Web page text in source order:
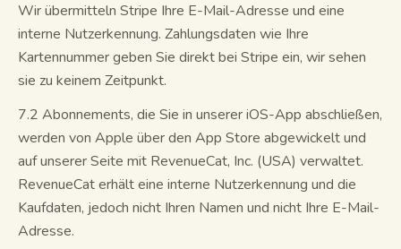
Wir übermitteln Stripe Ihre E-Mail-Adresse und eine
interne Nutzerkennung. Zahlungsdaten wie Ihre
Kartennummer geben Sie direkt bei Stripe ein, wir sehen
sie zu keinem Zeitpunkt.
7.2 Abonnements, die Sie in unserer iOS-App abschließen,
werden von Apple über den App Store abgewickelt und
auf unserer Seite mit RevenueCat, Inc. (USA) verwaltet.
RevenueCat erhält eine interne Nutzerkennung und die
Kaufdaten, jedoch nicht Ihren Namen und nicht Ihre E-Mail-
Adresse.